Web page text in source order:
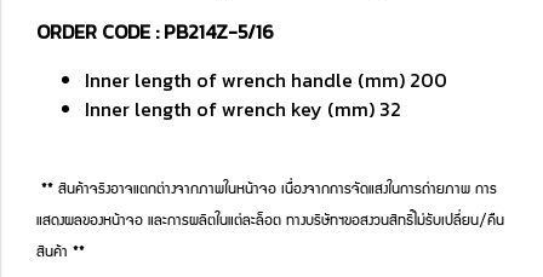
ORDER CODE : PB214Z-5/16
Inner length of wrench handle (mm) 200
Inner length of wrench key (mm) 32
** สินค้าจริงอาจแตกต่างจากภาพในหน้าจอ เนื่องจากการจัดแสงในการถ่ายภาพ การ
แสดงผลของหน้าจอ และการผลิตในแต่ละล็อต ทางบริษัทฯขอสงวนสิทธิ์ไม่รับเปลี่ยน/คืน
สินค้า **